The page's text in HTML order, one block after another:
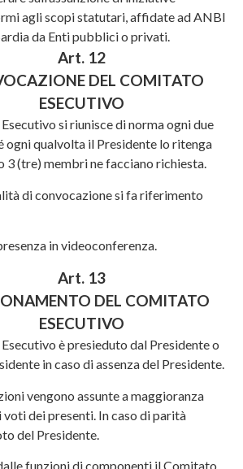
agli scopi statutari, affidate ad ANBI
da Enti pubblici o privati.
Art. 12
DEL COMITATO
ESECUTIVO
si riunisce di norma ogni due
ogni qualvolta il Presidente lo ritenga
3 (tre) membri ne facciano richiesta.
di convocazione si fa riferimento
in videoconferenza.
Art. 13
DEL COMITATO
ESECUTIVO
è presieduto dal Presidente o
in caso di assenza del Presidente.
vengono assunte a maggioranza
voti dei presenti. In caso di parità
del Presidente.
funzioni di componenti il Comitato